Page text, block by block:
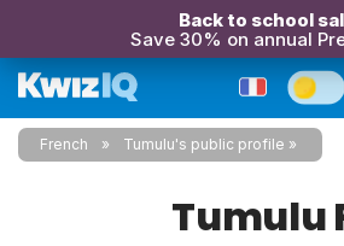
Back to school
Save 30% on annual
French Tumulu's public profile
Tumulu